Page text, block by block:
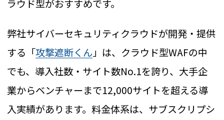
ラウド型がおすすめです。
弊社サイバーセキュリティクラウドが開発・提供
する「攻撃遮断くん」は、クラウド型WAFの中
でも、導入社数・サイト数No.1を誇り、大手企
業からベンチャーまで12,000サイトを超える導
入実績があります。料金体系は、サブスクリプシ